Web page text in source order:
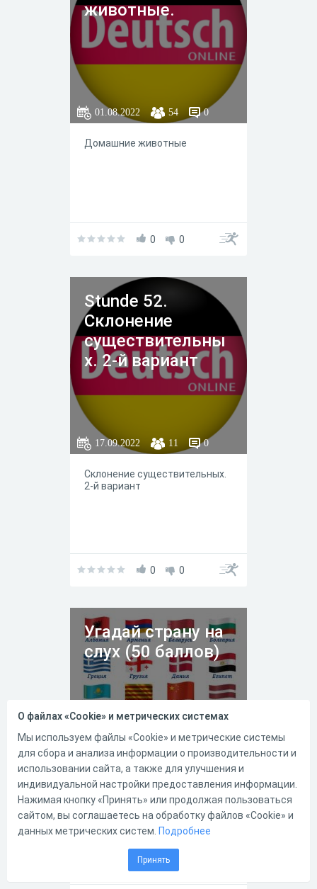
животные.
01.08.2022 54 0
Домашние животные
0 0
Stunde 52.
Склонение
существительны
х. 2-й вариант
17.09.2022 11 0
Склонение существительных.
2-й вариант
0 0
Угадай страну на
слух (50 баллов)
14.12.2022 269 1
Данный тест даёт Вам
возможность оценить
собственные лингвистические
некоторые люди, не зная ни
единого слова на иностранном
О файлах «Cookie» и метрических системах
Мы используем файлы «Cookie» и метрические системы
для сбора и анализа информации о производительности и
использовании сайта, а также для улучшения и
индивидуальной настройки предоставления информации.
Нажимая кнопку «Принять» или продолжая пользоваться
сайтом, вы соглашаетесь на обработку файлов «Cookie» и
данных метрических систем. Подробнее
Принять